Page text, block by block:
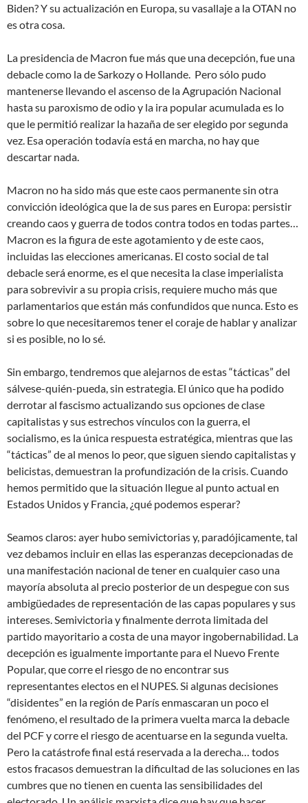
Biden? Y su actualización en Europa, su vasallaje a la OTAN no
es otra cosa.
La presidencia de Macron fue más que una decepción, fue una
debacle como la de Sarkozy o Hollande. Pero sólo pudo
mantenerse llevando el ascenso de la Agrupación Nacional
hasta su paroxismo de odio y la ira popular acumulada es lo
que le permitió realizar la hazaña de ser elegido por segunda
vez. Esa operación todavía está en marcha, no hay que
descartar nada.
Macron no ha sido más que este caos permanente sin otra
convicción ideológica que la de sus pares en Europa: persistir
creando caos y guerra de todos contra todos en todas partes…
Macron es la figura de este agotamiento y de este caos,
incluidas las elecciones americanas. El costo social de tal
debacle será enorme, es el que necesita la clase imperialista
para sobrevivir a su propia crisis, requiere mucho más que
parlamentarios que están más confundidos que nunca. Esto es
sobre lo que necesitaremos tener el coraje de hablar y analizar
si es posible, no lo sé.
Sin embargo, tendremos que alejarnos de estas “tácticas” del
sálvese-quién-pueda, sin estrategia. El único que ha podido
derrotar al fascismo actualizando sus opciones de clase
capitalistas y sus estrechos vínculos con la guerra, el
socialismo, es la única respuesta estratégica, mientras que las
“tácticas” de al menos lo peor, que siguen siendo capitalistas y
belicistas, demuestran la profundización de la crisis. Cuando
hemos permitido que la situación llegue al punto actual en
Estados Unidos y Francia, ¿qué podemos esperar?
Seamos claros: ayer hubo semivictorias y, paradójicamente, tal
vez debamos incluir en ellas las esperanzas decepcionadas de
una manifestación nacional de tener en cualquier caso una
mayoría absoluta al precio posterior de un despegue con sus
ambigüedades de representación de las capas populares y sus
intereses. Semivictoria y finalmente derrota limitada del
partido mayoritario a costa de una mayor ingobernabilidad. La
decepción es igualmente importante para el Nuevo Frente
Popular, que corre el riesgo de no encontrar sus
representantes electos en el NUPES. Si algunas decisiones
“disidentes” en la región de París enmascaran un poco el
fenómeno, el resultado de la primera vuelta marca la debacle
del PCF y corre el riesgo de acentuarse en la segunda vuelta.
Pero la catástrofe final está reservada a la derecha… todos
estos fracasos demuestran la dificultad de las soluciones en las
cumbres que no tienen en cuenta las sensibilidades del